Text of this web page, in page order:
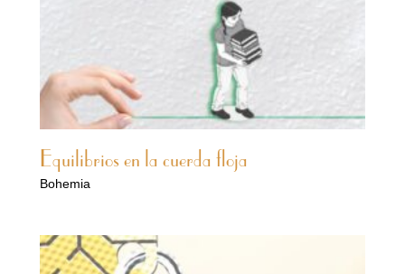
Equilibrios en la cuerda floja
Bohemia